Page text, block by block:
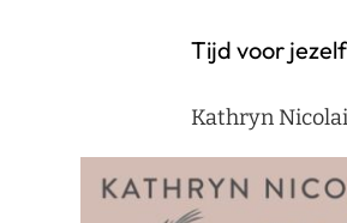
Tijd voor jezelf
Kathryn Nicolai